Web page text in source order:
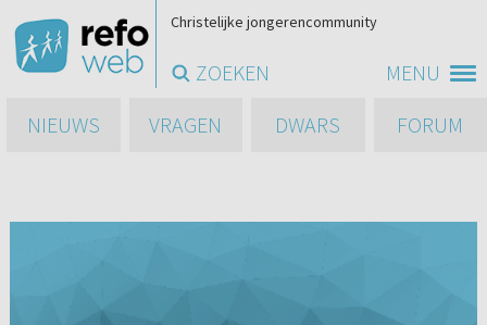
MENU
Christelijke jongerencommunity
ZOEKEN
NIEUWS
VRAGEN DWARS FORUM